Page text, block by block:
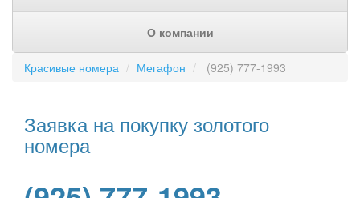
О компании
Красивые номера Мегафон (925) 777-1993
Заявка на покупку золотого
номера